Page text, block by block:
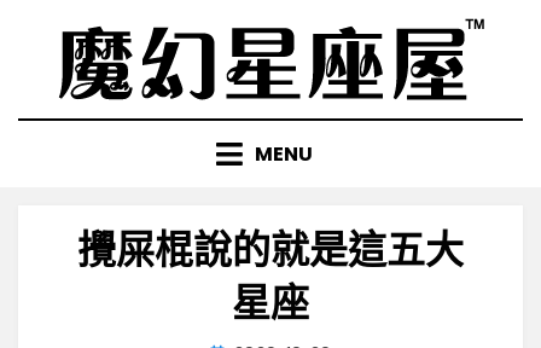
content
MENU
攪屎棍說的就是這五大
星座